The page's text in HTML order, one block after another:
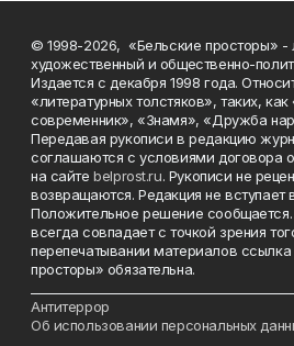
© 1998-2026, «Бельские просторы» -
художественный и общественно-
Издается с декабря 1998 года.
«литературных толстяков», таких,
современник», «Знамя», «Дружба
Передавая рукописи в редакцию
соглашаются с условиями договора
на сайтеbelprost.ru. Рукописи не
возвращаются. Редакция не вступает
Положительное решение
всегда совпадает с точкой зрения
перепечатывании материалов
просторы» обязательна.
Антитеррор
Об использовании персональных